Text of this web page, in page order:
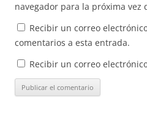
navegador para la próxima vez
Recibir un correo
comentarios a esta entrada.
Recibir un correo